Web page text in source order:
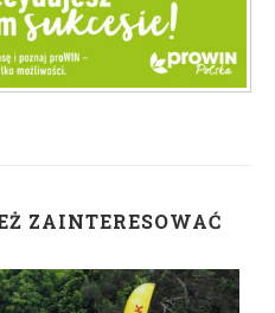
ZAINTERESOWAĆ